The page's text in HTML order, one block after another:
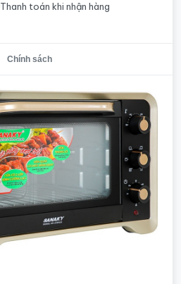
Thanh toán khi nhận hàng
Chính sách